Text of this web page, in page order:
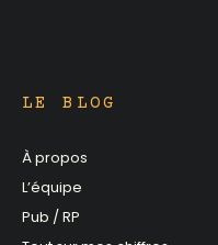
LE BLOG
À propos
L’équipe
Pub / RP